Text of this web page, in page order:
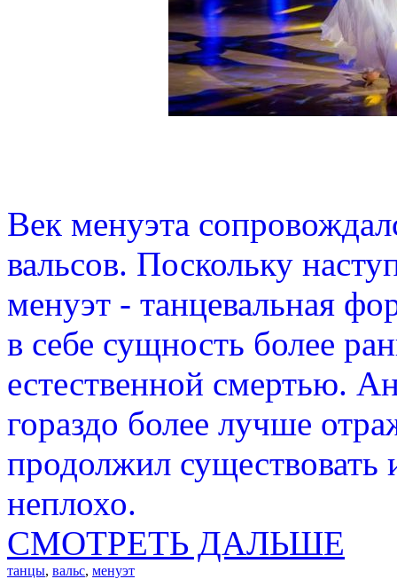
Век менуэта
вальсов. Поскольку
менуэт - танцевальная
в себе сущность более
естественной смертью.
гораздо более лучше
продолжил существовать
неплохо.
СМОТРЕТЬ ДАЛЬШЕ
танцы, вальс, менуэт